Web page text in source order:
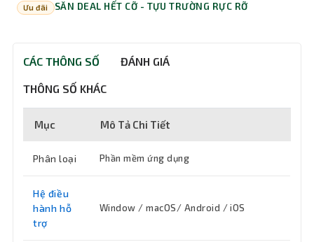
Ưu đãi SĂN DEAL HẾT CỠ - TỰU TRƯỜNG RỰC RỠ
CÁC THÔNG SỐ ĐÁNH GIÁ
THÔNG SỐ KHÁC
Mục Mô Tả Chi Tiết
Phân loại Phần mềm ứng dụng
Hệ điều
hành hỗ
trợ
Window / macOS/ Android / iOS